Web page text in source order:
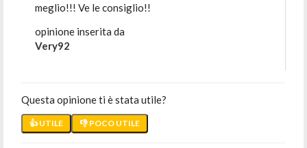
meglio!!! Ve le consiglio!!
opinione inserita da
Very92
Questa opinione ti è stata utile?
👍 UTILE 👎 POCO UTILE